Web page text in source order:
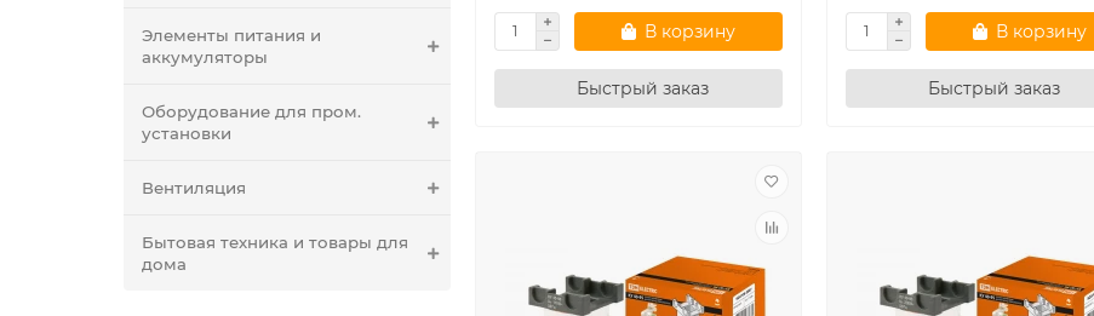
Элементы питания и
аккумуляторы
Оборудование для пром.
установки
Вентиляция
Бытовая техника и товары для
дома
В корзину
Быстрый заказ
В корзину
Быстрый заказ